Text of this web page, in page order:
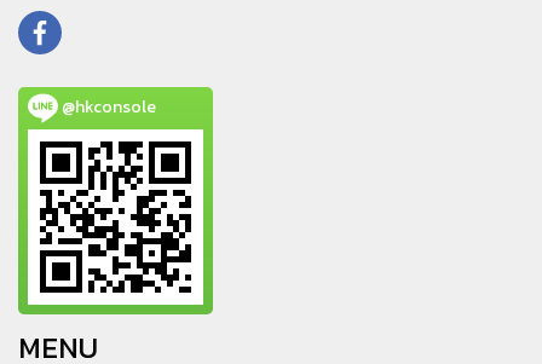
@hkconsole
MENU